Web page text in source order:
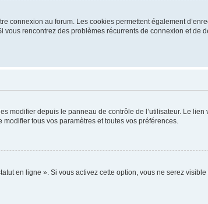
connexion au forum. Les cookies permettent également
rencontrez des problèmes récurrents de connexion et de
modifier depuis le panneau de contrôle de l’utilisateur. Le lien
tous vos paramètres et toutes vos préférences.
en ligne ». Si vous activez cette option, vous ne serez